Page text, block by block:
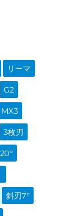
リーマ
G2
MX3
3枚刃
斜刃7°